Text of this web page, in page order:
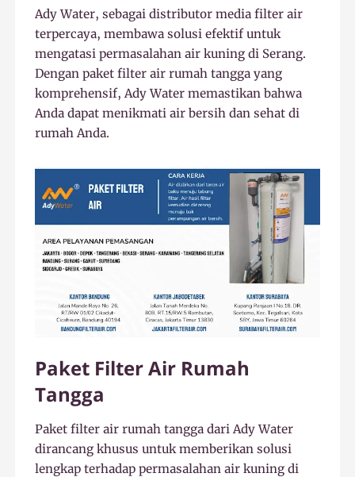
Ady Water, sebagai distributor media filter air
terpercaya, membawa solusi efektif untuk
mengatasi permasalahan air kuning di Serang.
Dengan paket filter air rumah tangga yang
komprehensif, Ady Water memastikan bahwa
Anda dapat menikmati air bersih dan sehat di
rumah Anda.
Paket Filter Air Rumah
Tangga
Paket filter air rumah tangga dari Ady Water
dirancang khusus untuk memberikan solusi
lengkap terhadap permasalahan air kuning di